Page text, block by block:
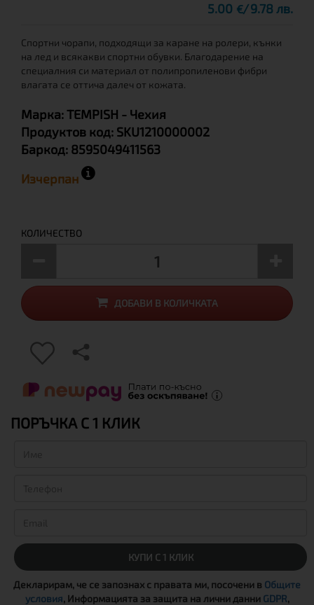
5.00 € 9.78 лв.
Спортни чорапи, подходящи за каране на ролери, кънки
на лед и всякакви спортни обувки. Благодарение на
специалния си материал от полипропиленови фибри
влагата се оттича далеч от кожата.
Марка:TEMPISH - Чехия
Продуктов код: SKU1210000002
Баркод: 8595049411563
Изчерпан
КОЛИЧЕСТВО
ДОБАВИ В КОЛИЧКАТА
ПОРЪЧКА С 1 КЛИК
КУПИ С 1 КЛИК
Декларирам, че се запознах с правата ми, посочени в Общите
условия, Информацията за защита на лични данни GDPR,